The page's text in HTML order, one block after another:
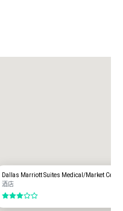
Dallas Marriott Suites Medical/Market Center
酒店
3/5